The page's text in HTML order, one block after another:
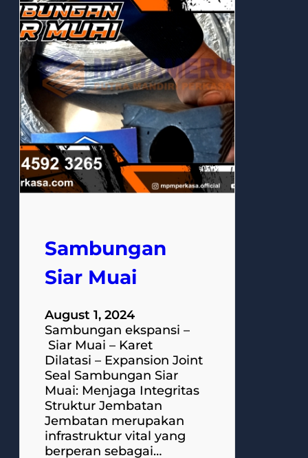
Sambungan
Siar Muai
August 1, 2024
Sambungan ekspansi –
Siar Muai – Karet
Dilatasi – Expansion Joint
Seal Sambungan Siar
Muai: Menjaga Integritas
Struktur Jembatan
Jembatan merupakan
infrastruktur vital yang
berperan sebagai…